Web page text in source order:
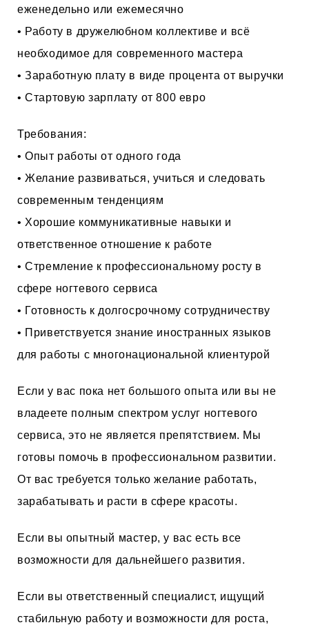
еженедельно или ежемесячно
• Работу в дружелюбном коллективе и всё
необходимое для современного мастера
• Заработную плату в виде процента от выручки
• Стартовую зарплату от 800 евро
Требования:
• Опыт работы от одного года
• Желание развиваться, учиться и следовать
современным тенденциям
• Хорошие коммуникативные навыки и
ответственное отношение к работе
• Стремление к профессиональному росту в
сфере ногтевого сервиса
• Готовность к долгосрочному сотрудничеству
• Приветствуется знание иностранных языков
для работы с многонациональной клиентурой
Если у вас пока нет большого опыта или вы не
владеете полным спектром услуг ногтевого
сервиса, это не является препятствием. Мы
готовы помочь в профессиональном развитии.
От вас требуется только желание работать,
зарабатывать и расти в сфере красоты.
Если вы опытный мастер, у вас есть все
возможности для дальнейшего развития.
Если вы ответственный специалист, ищущий
стабильную работу и возможности для роста,